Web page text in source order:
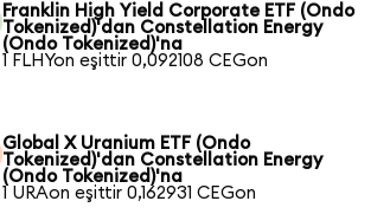
Franklin High Yield Corporate ETF (Ondo
Tokenized)'dan Constellation Energy
(Ondo Tokenized)'na
1 FLHYon eşittir 0,092108 CEGon
Global X Uranium ETF (Ondo
Tokenized)'dan Constellation Energy
(Ondo Tokenized)'na
1 URAon eşittir 0,162931 CEGon